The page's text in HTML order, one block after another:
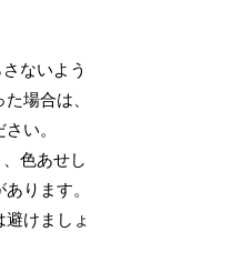
ないよう
場合は、
い。
色あせし
ります。
けましょ